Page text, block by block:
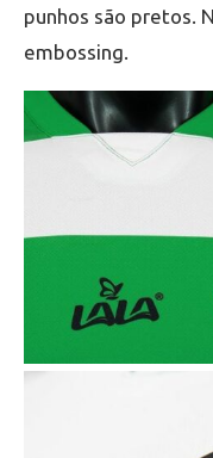
punhos são pretos.
embossing.